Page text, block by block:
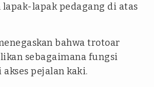
lapak pedagang di atas
bahwa trotoar
sebagaimana fungsi
pejalan kaki.